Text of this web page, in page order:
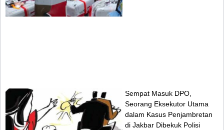
Sempat Masuk DPO,
Seorang Eksekutor Utama
dalam Kasus Penjambretan
di Jakbar Dibekuk Polisi